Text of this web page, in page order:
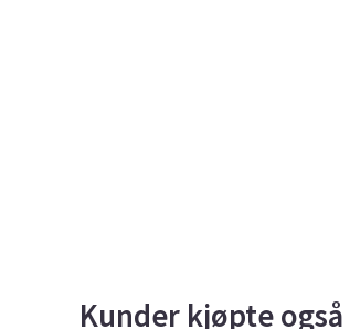
Kunder kjøpte også